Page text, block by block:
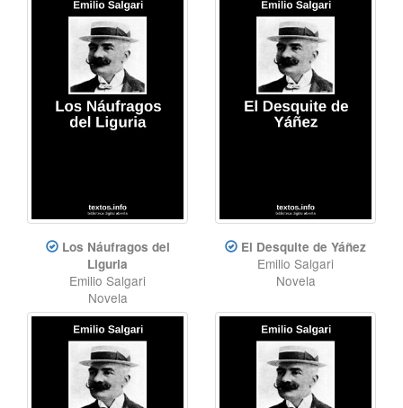
Los Náufragos del
Liguria
Emilio Salgari
Novela
El Desquite de Yáñez
Emilio Salgari
Novela